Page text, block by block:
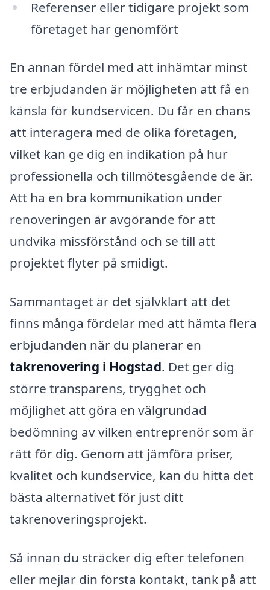
Referenser eller tidigare projekt som
företaget har genomfört
En annan fördel med att inhämtar minst
tre erbjudanden är möjligheten att få en
känsla för kundservicen. Du får en chans
att interagera med de olika företagen,
vilket kan ge dig en indikation på hur
professionella och tillmötesgående de är.
Att ha en bra kommunikation under
renoveringen är avgörande för att
undvika missförstånd och se till att
projektet flyter på smidigt.
Sammantaget är det självklart att det
finns många fördelar med att hämta flera
erbjudanden när du planerar en
takrenovering i Hogstad. Det ger dig
större transparens, trygghet och
möjlighet att göra en välgrundad
bedömning av vilken entreprenör som är
rätt för dig. Genom att jämföra priser,
kvalitet och kundservice, kan du hitta det
bästa alternativet för just ditt
takrenoveringsprojekt.
Så innan du sträcker dig efter telefonen
eller mejlar din första kontakt, tänk på att